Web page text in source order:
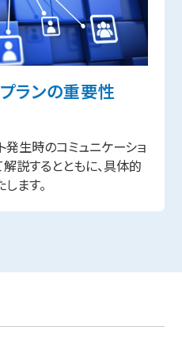
ランの重要性
発生時のコミュニケーショ
説するとともに、具体的
ます。